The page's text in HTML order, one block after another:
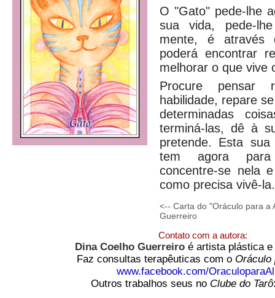
O "Gato" pede-lhe
sua vida, pede-
mente, é através
poderá encontrar
melhorar o que vive
Procure pensar
habilidade, repare
determinadas
terminá-las, dê à
pretende. Esta
tem agora para
concentre-se nela
como precisa vivê-la.
<-- Carta do "Oráculo para a
Guerreiro
Contato com a autora:
Dina Coelho Guerreiro é artista plástica
Faz consultas terapêuticas com o Oráculo
www.facebook.com/
Outros trabalhos seus no Clube do Tarô